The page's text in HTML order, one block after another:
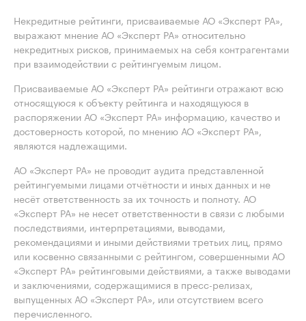
Некредитные рейтинги, присваиваемые АО «Эксперт РА»,
выражают мнение АО «Эксперт РА» относительно
некредитных рисков, принимаемых на себя контрагентами
при взаимодействии с рейтингуемым лицом.
Присваиваемые АО «Эксперт РА» рейтинги отражают всю
относящуюся к объекту рейтинга и находящуюся в
распоряжении АО «Эксперт РА» информацию, качество и
достоверность которой, по мнению АО «Эксперт РА»,
являются надлежащими.
АО «Эксперт РА» не проводит аудита представленной
рейтингуемыми лицами отчётности и иных данных и не
несёт ответственность за их точность и полноту. АО
«Эксперт РА» не несет ответственности в связи с любыми
последствиями, интерпретациями, выводами,
рекомендациями и иными действиями третьих лиц, прямо
или косвенно связанными с рейтингом, совершенными АО
«Эксперт РА» рейтинговыми действиями, а также выводами
и заключениями, содержащимися в пресс-релизах,
выпущенных АО «Эксперт РА», или отсутствием всего
перечисленного.